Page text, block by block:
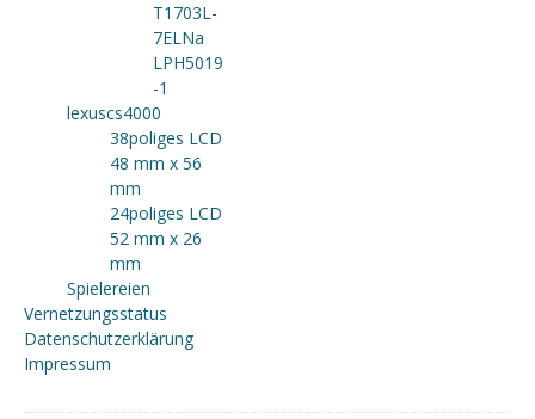
T1703L-
7ELNa
LPH5019
-1
lexuscs4000
38poliges LCD
48 mm x 56
mm
24poliges LCD
52 mm x 26
mm
Spielereien
Vernetzungsstatus
Datenschutzerklärung
Impressum